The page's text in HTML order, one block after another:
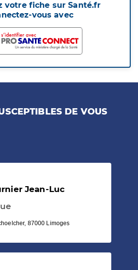
votre fiche sur Santé.fr
vous avec
DE VOUS
Jean-Luc
87000 Limoges